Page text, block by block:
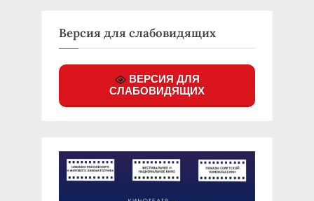
Версия для слабовидящих
ВЕРСИЯ ДЛЯ
СЛАБОВИДЯЩИХ